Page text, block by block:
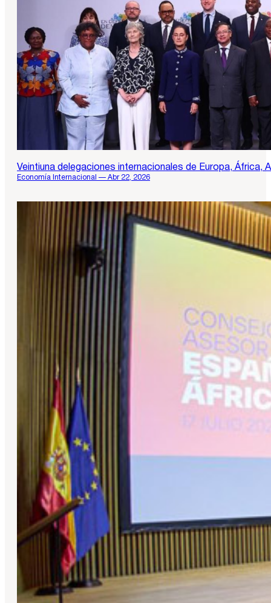
Veintiuna delegaciones internacionales de Europa, África,
Economía Internacional — Abr 22, 2026